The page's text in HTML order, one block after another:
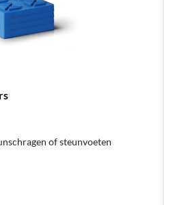
of steunvoeten